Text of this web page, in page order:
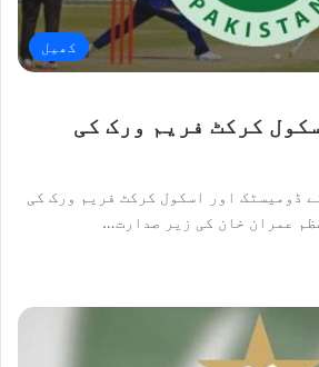
کھیل
کرکٹ فریم ورک کی
ڈومیسٹک اور اسکول کرکٹ فریم ورک کی
عمران خان کی زیر صدارت…